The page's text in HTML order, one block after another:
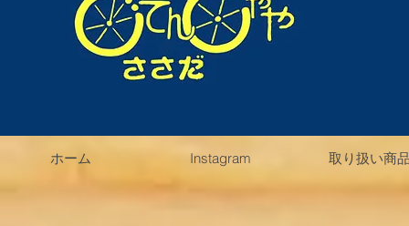
ホーム Instagram 取り扱い商